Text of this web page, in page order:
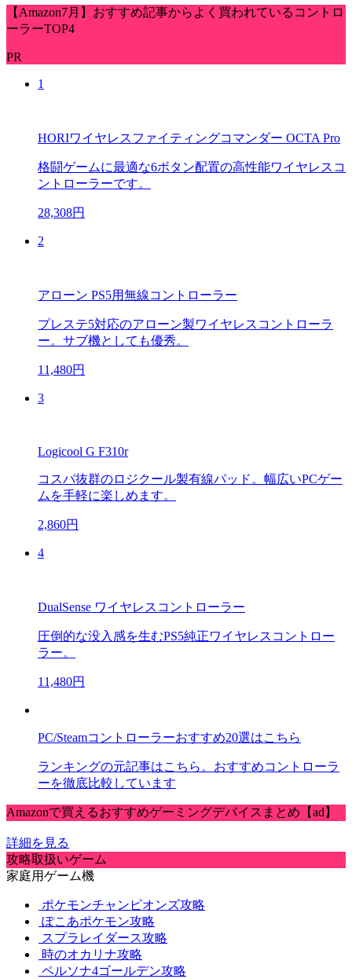
【Amazon7月】おすすめ記事からよく買われているコントロ
ーラーTOP4
PR
1
HORIワイヤレスファイティングコマンダー OCTA Pro
格闘ゲームに最適な6ボタン配置の高性能ワイヤレスコ
ントローラーです。
28,308円
2
アローン PS5用無線コントローラー
プレステ5対応のアローン製ワイヤレスコントローラ
ー。サブ機としても優秀。
11,480円
3
Logicool G F310r
コスパ抜群のロジクール製有線パッド。幅広いPCゲー
ムを手軽に楽しめます。
2,860円
4
DualSense ワイヤレスコントローラー
圧倒的な没入感を生むPS5純正ワイヤレスコントロー
ラー。
11,480円
PC/Steamコントローラーおすすめ20選はこちら
ランキングの元記事はこちら。おすすめコントローラ
ーを徹底比較しています
Amazonで買えるおすすめゲーミングデバイスまとめ【ad】
詳細を見る
攻略取扱いゲーム
家庭用ゲーム機
ポケモンチャンピオンズ攻略
ぽこあポケモン攻略
スプラレイダース攻略
時のオカリナ攻略
ペルソナ4ゴールデン攻略